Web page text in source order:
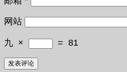
网站
九 × = 81